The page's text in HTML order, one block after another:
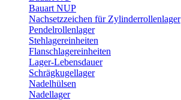
Bauart NUP
Nachsetzzeichen für Zylinderrollenlager
Pendelrollenlager
Stehlagereinheiten
Flanschlagereinheiten
Lager-Lebensdauer
Schrägkugellager
Nadelhülsen
Nadellager